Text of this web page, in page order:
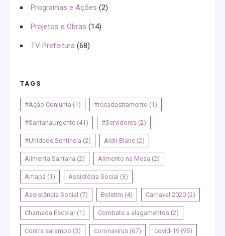
Programas e Ações (2)
Projetos e Obras (14)
TV Prefeitura (68)
TAGS
#Ação Conjunta (1) #recadastramento (1)
#SantanaUrgente (41) #Servidores (2)
#Unidade Sentinela (2) Aldir Blanc (2)
Alimenta Santana (2) Alimento na Mesa (2)
Amapá (1) Assistêcia Social (3)
Assistência Social (7) Boletim (4) Carnaval 2020 (2)
Chamada Escolar (1) Combate a alagamentos (2)
Contra sarampo (3) coronavirus (67) covid-19 (95)